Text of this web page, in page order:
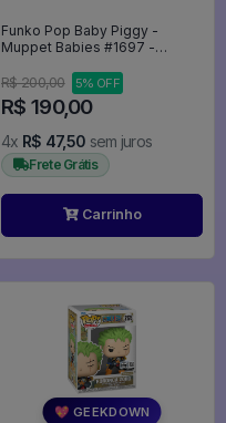
Funko Pop Baby Piggy -
Muppet Babies #1697 -
R$ 200,00
5% OFF
R$ 190,00
4x R$ 47,50 sem juros
Frete Grátis
Carrinho
💖 GEEKDOWN